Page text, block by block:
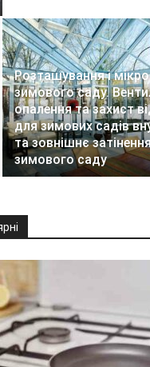
Розташування і
зимового саду.
опалення та захист
для зимових садів
та зовнішнє
зимового саду